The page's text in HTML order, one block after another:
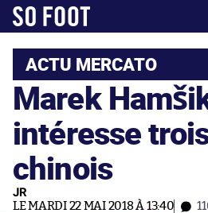
ACTU MERCATO
Marek
intéresse
chinois
JR
LE MARDI 22 MAI 2018 À 13:40